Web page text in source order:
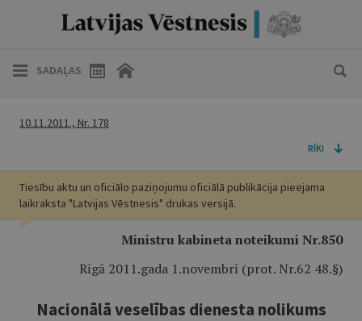
SADAĻAS
10.11.2011., Nr. 178
RĪKI
Tiesību aktu un oficiālo paziņojumu oficiālā publikācija pieejama
laikraksta "Latvijas Vēstnesis" drukas versijā.
Ministru kabineta noteikumi Nr.850
Rīgā 2011.gada 1.novembrī (prot. Nr.62 48.§)
Nacionālā veselības dienesta nolikums